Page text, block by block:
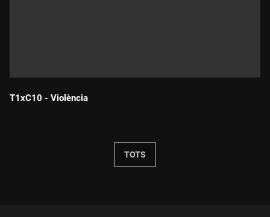
T1xC10 - Violència
TOTS